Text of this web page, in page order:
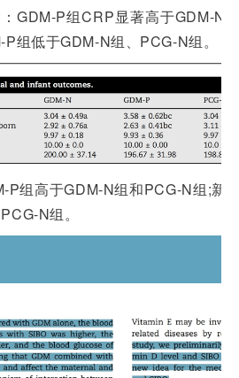
GDM-P组CRP显著高于GDM-N
组低于GDM-N组、PCG-N组。
P组高于GDM-N组和PCG-N组;新
N组。